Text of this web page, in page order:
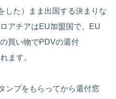
した）まま出国する決まりな
アチアはEU加盟国で、EU
買い物でPDVの還付
ます。
ンプをもらってから還付窓